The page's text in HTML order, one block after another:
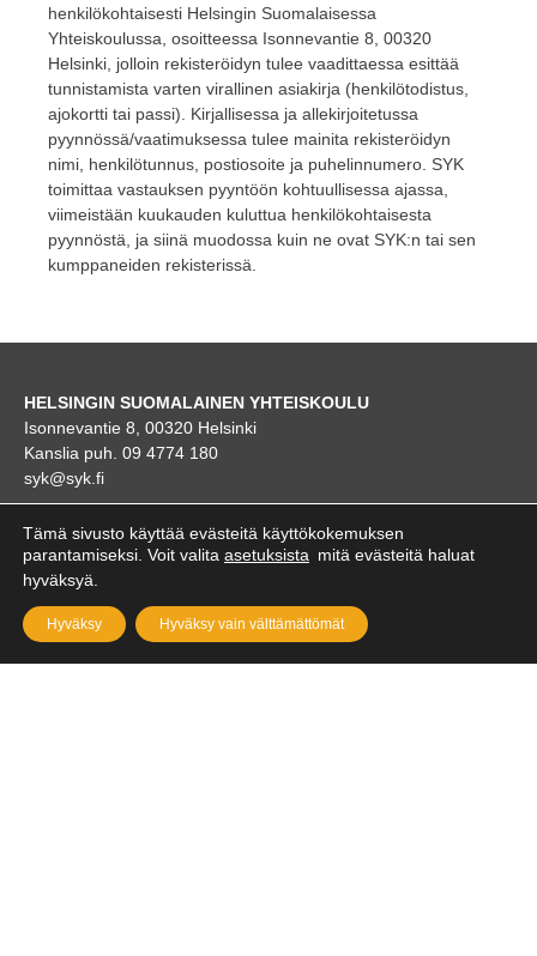
henkilökohtaisesti Helsingin Suomalaisessa
Yhteiskoulussa, osoitteessa Isonnevantie 8, 00320
Helsinki, jolloin rekisteröidyn tulee vaadittaessa esittää
tunnistamista varten virallinen asiakirja (henkilötodistus,
ajokortti tai passi). Kirjallisessa ja allekirjoitetussa
pyynnössä/vaatimuksessa tulee mainita rekisteröidyn
nimi, henkilötunnus, postiosoite ja puhelinnumero. SYK
toimittaa vastauksen pyyntöön kohtuullisessa ajassa,
viimeistään kuukauden kuluttua henkilökohtaisesta
pyynnöstä, ja siinä muodossa kuin ne ovat SYK:n tai sen
kumppaneiden rekisterissä.
HELSINGIN SUOMALAINEN YHTEISKOULU
Isonnevantie 8, 00320 Helsinki
Kanslia puh. 09 4774 180
syk@syk.fi
Tämä sivusto käyttää evästeitä käyttökokemuksen
parantamiseksi. Voit valita asetuksista mitä evästeitä haluat
hyväksyä.
Hyväksy Hyväksy vain välttämättömät